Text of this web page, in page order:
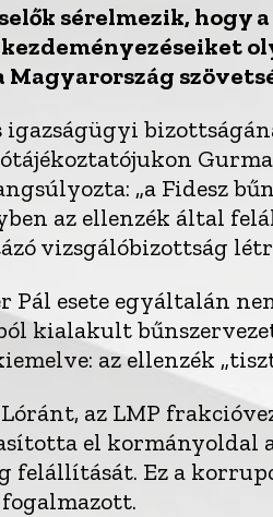
sérelmezik, hogy
Magyarország
igazságügyi
„a Fidesz
az ellenzék által
vizsgálóbizottság
Pál esete egyáltalán
kialakult
az ellenzék
Lóránt, az LMP
el kormányoldal
felállítását. Ez a